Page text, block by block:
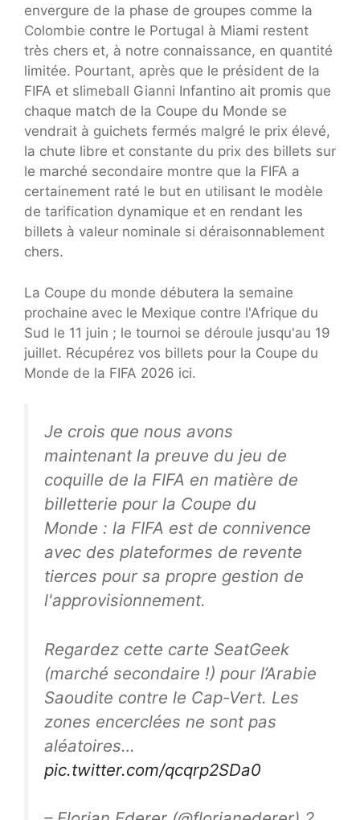
envergure de la phase de groupes comme la
Colombie contre le Portugal à Miami restent
très chers et, à notre connaissance, en quantité
limitée. Pourtant, après que le président de la
FIFA et slimeball Gianni Infantino ait promis que
chaque match de la Coupe du Monde se
vendrait à guichets fermés malgré le prix élevé,
la chute libre et constante du prix des billets sur
le marché secondaire montre que la FIFA a
certainement raté le but en utilisant le modèle
de tarification dynamique et en rendant les
billets à valeur nominale si déraisonnablement
chers.
La Coupe du monde débutera la semaine
prochaine avec le Mexique contre l'Afrique du
Sud le 11 juin ; le tournoi se déroule jusqu'au 19
juillet. Récupérez vos billets pour la Coupe du
Monde de la FIFA 2026 ici.
Je crois que nous avons
maintenant la preuve du jeu de
coquille de la FIFA en matière de
billetterie pour la Coupe du
Monde : la FIFA est de connivence
avec des plateformes de revente
tierces pour sa propre gestion de
l'approvisionnement.
Regardez cette carte SeatGeek
(marché secondaire !) pour l’Arabie
Saoudite contre le Cap-Vert. Les
zones encerclées ne sont pas
aléatoires…
pic.twitter.com/qcqrp2SDa0